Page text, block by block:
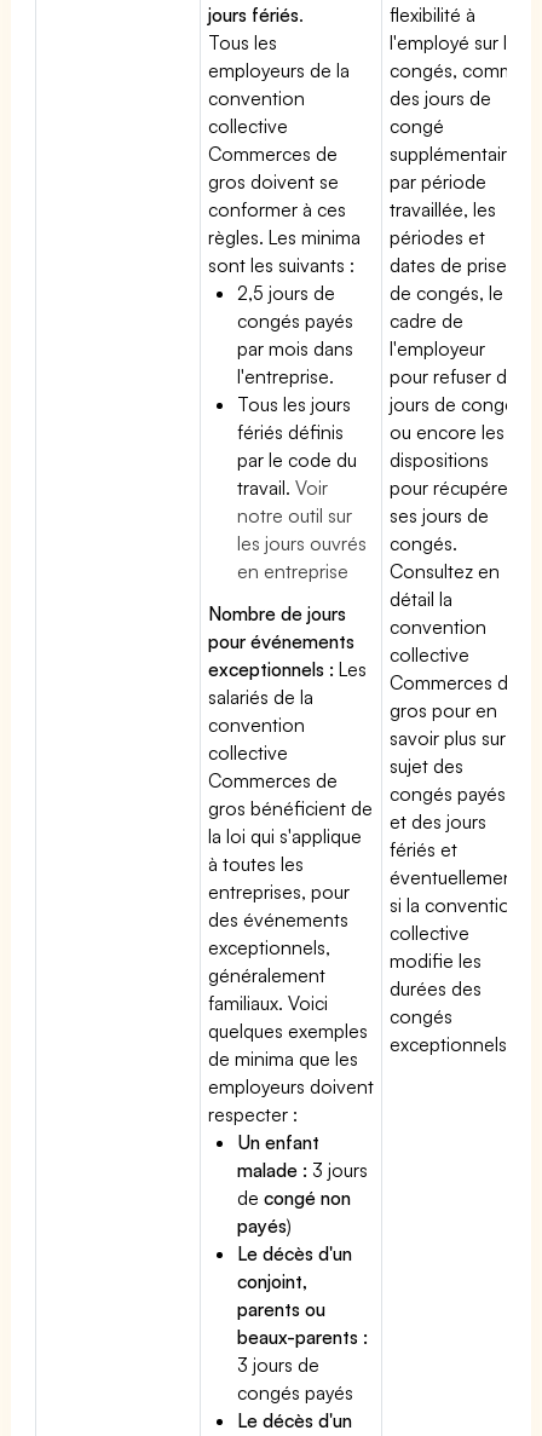
jours fériés.
Tous les
employeurs de la
convention
collective
Commerces de
gros doivent se
conformer à ces
règles. Les minima
sont les suivants :
2,5 jours de
congés payés
par mois dans
l'entreprise.
Tous les jours
fériés définis
par le code du
travail.Voir
notre outil sur
les jours ouvrés
en entreprise
Nombre de jours
pour événements
exceptionnels : Les
salariés de la
convention
collective
Commerces de
gros bénéficient de
la loi qui s'applique
à toutes les
entreprises, pour
des événements
exceptionnels,
généralement
familiaux. Voici
quelques exemples
de minima que les
employeurs doivent
respecter :
Un enfant
malade : 3 jours
decongé non
payés)
Le décès d'un
conjoint,
parents ou
beaux-parents :
3 jours de
congés payés
Le décès d'un
flexibilité à
l'employé sur les
congés, comme
des jours de
congé
supplémentaires
par période
travaillée, les
périodes et
dates de prise
de congés, le
cadre de
l'employeur
pour refuser des
jours de congés
ou encore les
dispositions
pour récupérer
ses jours de
congés.
Consultez en
détail la
convention
collective
Commerces de
gros pour en
savoir plus sur le
sujet des
congés payés
et des jours
fériés et
éventuellement
si la convention
collective
modifie les
durées des
congés
exceptionnels.